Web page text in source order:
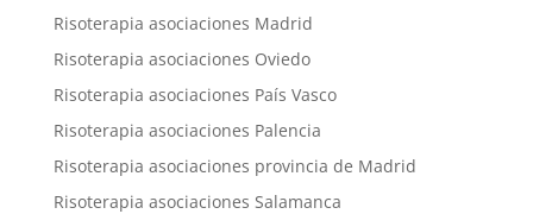
Risoterapia asociaciones Madrid
Risoterapia asociaciones Oviedo
Risoterapia asociaciones País Vasco
Risoterapia asociaciones Palencia
Risoterapia asociaciones provincia de Madrid
Risoterapia asociaciones Salamanca